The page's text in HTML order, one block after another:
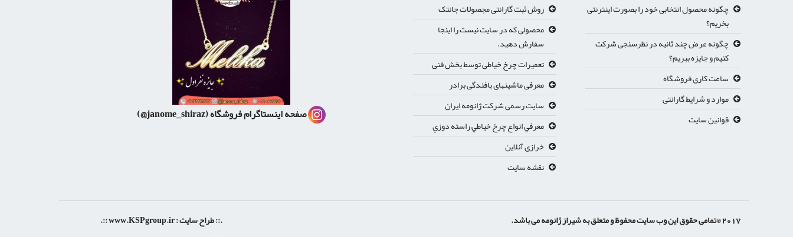
چگونه محصول انتخابی خود را بصورت اینترنتی
بخریم؟
چگونه عرض چند ثانیه در نظرسنجی شرکت
کنیم و جایزه ببریم؟
ساعت کاری فروشگاه
موارد و شرایط گارانتی
قوانین سایت
روش ثبت گارانتی مجصولات جانتک
محصولی که در سایت نیست را اینجا
سفارش دهید.
تعمیرات چرخ خیاطی توسط بخش فنی
معرفی ماشینهای بافندگی برادر
سایت رسمی شرکت ژانومه ایران
معرفي انواع چرخ خياطي راسته دوزي
خرازی آنلاین
نقشه سایت
صفحه اینستاگرام فروشگاه(janome_shiraz@)
2017 ©تمامی حقوق این وب سایت محفوظ و متعلق به شیراز ژانومه می باشد. .:: طراح سایت :www.KSPgroup.ir
::.